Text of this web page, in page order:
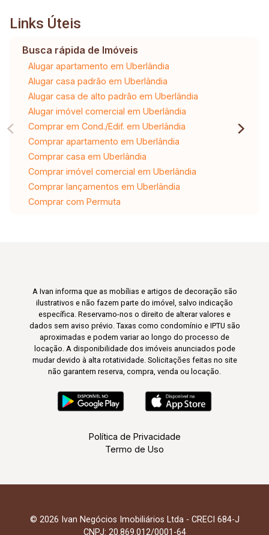
Links Úteis
Busca rápida de Imóveis
Alugar apartamento em Uberlândia
Alugar casa padrão em Uberlândia
Alugar casa de alto padrão em Uberlândia
Alugar imóvel comercial em Uberlândia
Comprar em Cond./Edif. em Uberlândia
Comprar apartamento em Uberlândia
Comprar casa em Uberlândia
Comprar imóvel comercial em Uberlândia
Comprar lançamentos em Uberlândia
Comprar com Permuta
A Ivan informa que as mobílias e artigos de decoração são
ilustrativos e não fazem parte do imóvel, salvo indicação
específica. Reservamo-nos o direito de alterar valores e
dados sem aviso prévio. Taxas como condomínio e IPTU são
aproximadas e podem variar ao longo do processo de
locação. A disponibilidade dos imóveis anunciados pode
mudar devido à alta rotatividade. Solicitações feitas no site
não garantem reserva, compra, venda ou locação.
Política de Privacidade
Termo de Uso
© 2026 Ivan Negócios Imobiliários Ltda - CRECI 684-J
CNPJ: 20.869.012/0001-64